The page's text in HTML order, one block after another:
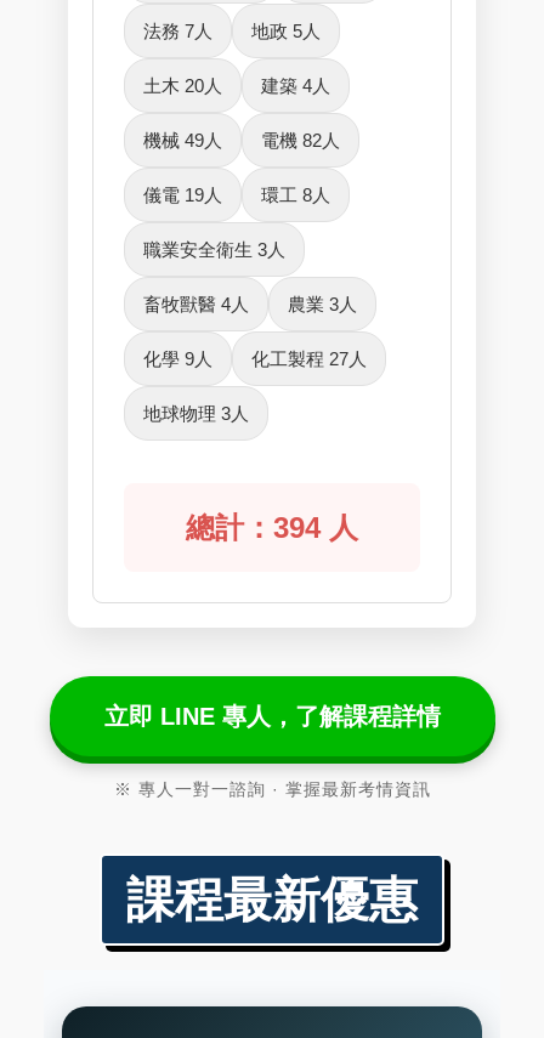
法務 7人 地政 5人
土木 20人 建築 4人
機械 49人 電機 82人
儀電 19人 環工 8人
職業安全衛生 3人
畜牧獸醫 4人 農業 3人
化學 9人 化工製程 27人
地球物理 3人
總計：394 人
立即 LINE 專人，了解課程詳情
※ 專人一對一諮詢 · 掌握最新考情資訊
課程最新優惠